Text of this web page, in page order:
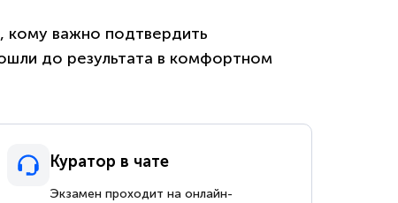
кому важно подтвердить
до результата в комфортном
Куратор в чате
Экзамен проходит на онлайн-